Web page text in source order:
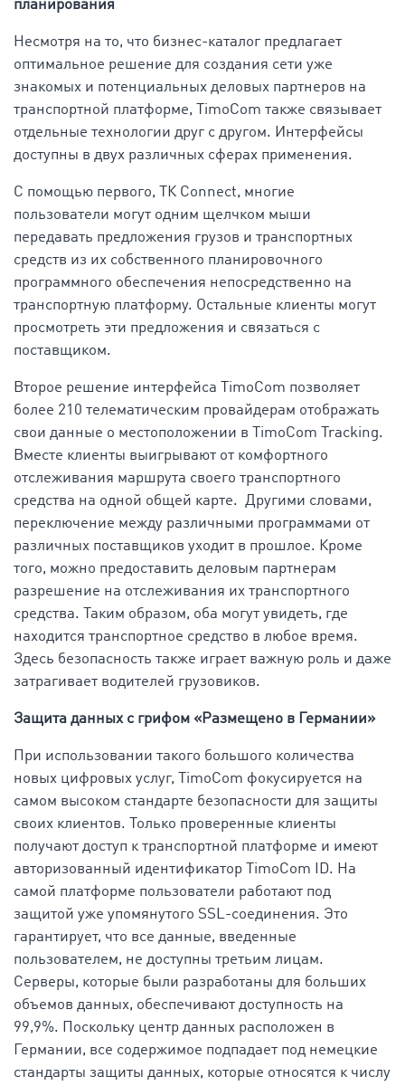
планирования
Несмотря на то, что бизнес-каталог предлагает
оптимальное решение для создания сети уже
знакомых и потенциальных деловых партнеров на
транспортной платформе, TimoCom также связывает
отдельные технологии друг с другом. Интерфейсы
доступны в двух различных сферах применения.
С помощью первого, ТК Connect, многие
пользователи могут одним щелчком мыши
передавать предложения грузов и транспортных
средств из их собственного планировочного
программного обеспечения непосредственно на
транспортную платформу. Остальные клиенты могут
просмотреть эти предложения и связаться с
поставщиком.
Второе решение интерфейса TimoCom позволяет
более 210 телематическим провайдерам отображать
свои данные о местоположении в TimoCom Tracking.
Вместе клиенты выигрывают от комфортного
отслеживания маршрута своего транспортного
средства на одной общей карте. Другими словами,
переключение между различными программами от
различных поставщиков уходит в прошлое. Кроме
того, можно предоставить деловым партнерам
разрешение на отслеживания их транспортного
средства. Таким образом, оба могут увидеть, где
находится транспортное средство в любое время.
Здесь безопасность также играет важную роль и даже
затрагивает водителей грузовиков.
Защита данных с грифом «Размещено в Германии»
При использовании такого большого количества
новых цифровых услуг, TimoCom фокусируется на
самом высоком стандарте безопасности для защиты
своих клиентов. Только проверенные клиенты
получают доступ к транспортной платформе и имеют
авторизованный идентификатор TimoCom ID. На
самой платформе пользователи работают под
защитой уже упомянутого SSL-соединения. Это
гарантирует, что все данные, введенные
пользователем, не доступны третьим лицам.
Серверы, которые были разработаны для больших
объемов данных, обеспечивают доступность на
99,9%. Поскольку центр данных расположен в
Германии, все содержимое подпадает под немецкие
стандарты защиты данных, которые относятся к числу